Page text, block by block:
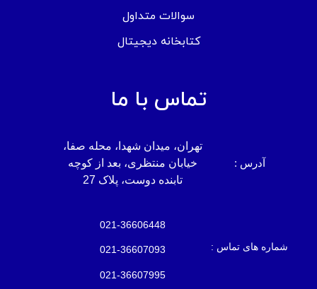
سوالات متداول
کتابخانه دیجیتال
تماس با ما
آدرس :
تهران، میدان شهدا، محله صفا،
خیابان منتظری، بعد از کوچه
تابنده دوست، پلاک 27
شماره های تماس :
021-36606448
021-36607093
021-36607995